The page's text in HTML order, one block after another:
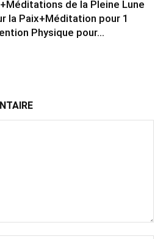
de la Pleine Lune
la Paix+Méditation pour 1
Physique pour...